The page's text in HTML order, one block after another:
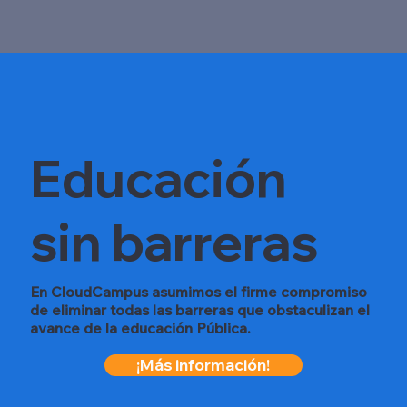
¡Más información!
En CloudCampus asumimos el firme compromiso
de eliminar todas las barreras que obstaculizan el
avance de la educación Pública.
Educación
sin barreras